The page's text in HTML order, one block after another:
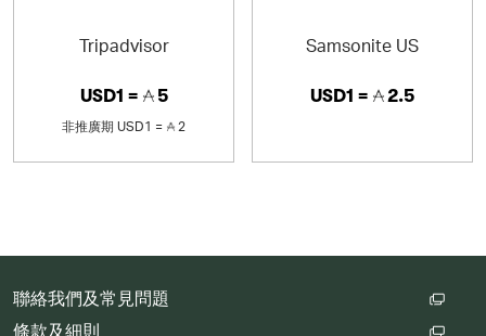
Tripadvisor
USD1 = 5
非推廣期 USD1 = 2
Samsonite US
USD1 = 2.5
聯絡我們及常見問題
條款及細則